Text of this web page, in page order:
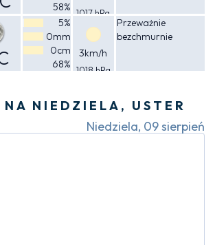
58% 1017 hPa
5%
0mm
0cm
68%
3km/h
1018 hPa
Przeważnie
bezchmurnie
NA NIEDZIELA, USTER
Niedziela, 09 sierpień